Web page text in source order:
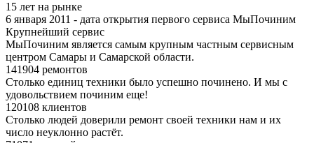
15 лет на рынке
6 января 2011 - дата открытия первого сервиса МыПочиним
Крупнейший сервис
МыПочиним является самым крупным частным сервисным
центром Самары и Самарской области.
141904 ремонтов
Столько единиц техники было успешно починено. И мы с
удовольствием починим еще!
120108 клиентов
Столько людей доверили ремонт своей техники нам и их
число неуклонно растёт.